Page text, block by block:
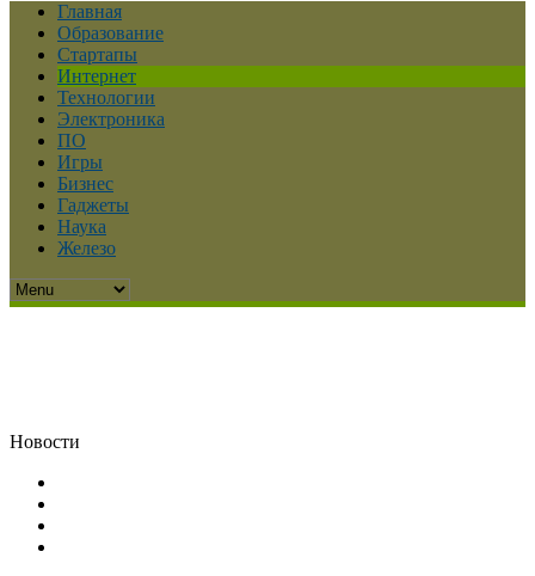
Главная
Образование
Стартапы
Интернет
Технологии
Электроника
ПО
Игры
Бизнес
Гаджеты
Наука
Железо
Новости